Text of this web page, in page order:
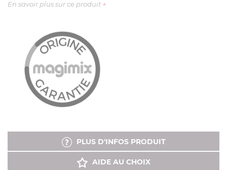
En savoir plus sur ce produit +
PLUS D'INFOS PRODUIT
AIDE AU CHOIX